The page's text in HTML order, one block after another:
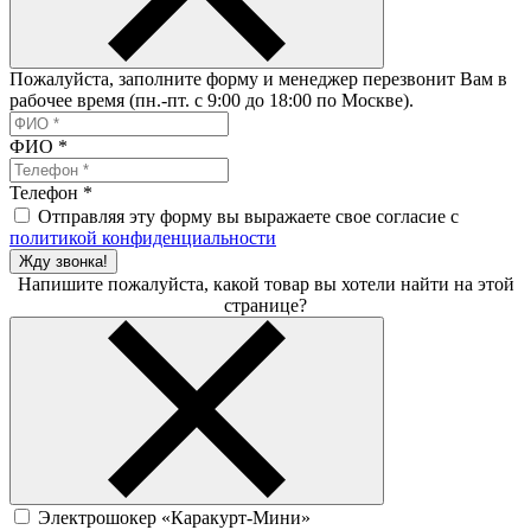
Пожалуйста, заполните форму и менеджер перезвонит Вам в
рабочее время (пн.-пт. с 9:00 до 18:00 по Москве).
ФИО *
Телефон *
Отправляя эту форму вы выражаете свое согласие с
политикой конфиденциальности
Жду звонка!
Напишите пожалуйста, какой товар вы хотели найти на этой
странице?
Электрошокер «Каракурт-Мини»